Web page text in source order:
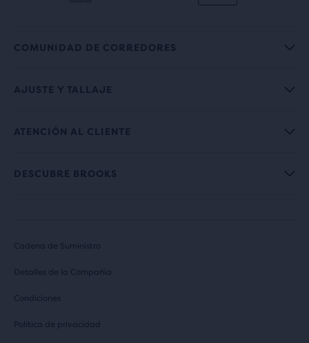
COMUNIDAD DE CORREDORES
AJUSTE Y TALLAJE
ATENCIÓN AL CLIENTE
DESCUBRE BROOKS
Cadena de Suministro
Detalles de la Compañia
Condiciones
Política de privacidad